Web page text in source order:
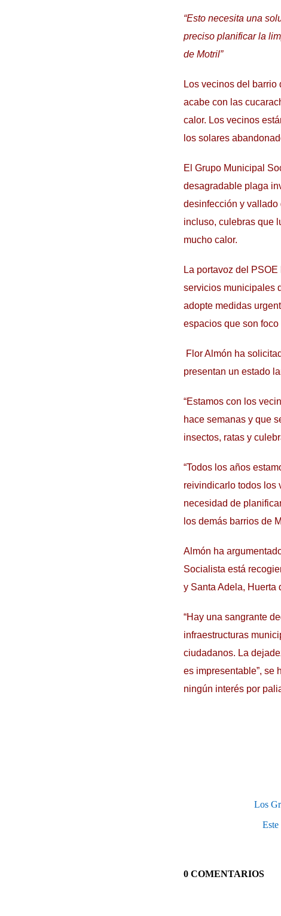
“Esto necesita una
preciso planificar la
de Motril”
Los vecinos del
acabe con las
calor. Los vecinos
los solares
El Grupo Municipal
desagradable plaga
desinfección y vallado
incluso, culebras que
mucho calor.
La portavoz del
servicios municipales
adopte medidas
espacios que son
Flor Almón ha
presentan un estado
“Estamos con los
hace semanas y que
insectos, ratas y
“Todos los años
reivindicarlo todos los
necesidad de
los demás barrios de
Almón ha
Socialista está
y Santa Adela, Huerta
“Hay una sangrante
infraestructuras
ciudadanos. La
es impresentable”, se
ningún interés por
Los
0 COMENTARIOS